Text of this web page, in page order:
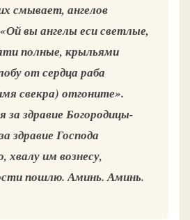
смывает, ангелов
вы ангелы еси светлые,
полные, крыльями
от сердца раба
свекра) отгоните».
за здравие Богородицы-
здравие Господа
хвалу им вознесу,
пошлю. Аминь. Аминь.